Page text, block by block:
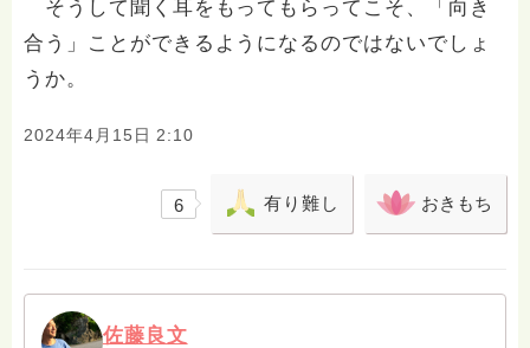
そうして聞く耳をもってもらってこそ、「向き
合う」ことができるようになるのではないでしょ
うか。
2024年4月15日 2:10
6 有り難し おきもち
佐藤良文